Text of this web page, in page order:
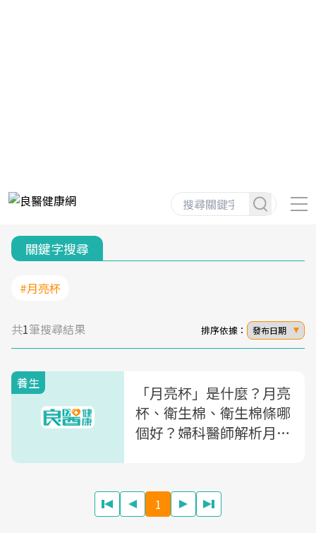
關鍵字搜尋
#月亮杯
共1筆搜尋結果 排序依據： 發布日期
養生
「月亮杯」是什麼？月亮
杯、衛生棉、衛生棉條哪
個好？婦科醫師解析月亮
1